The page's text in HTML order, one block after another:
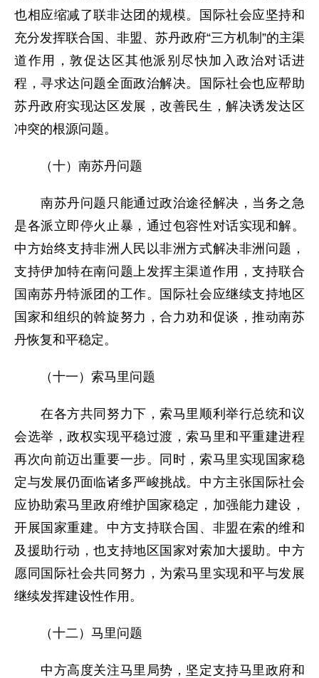
也相应缩减了联非达团的规模。国际社会应坚持和
充分发挥联合国、非盟、苏丹政府“三方机制”的主渠
道作用，敦促达区其他派别尽快加入政治对话进
程，寻求达问题全面政治解决。国际社会也应帮助
苏丹政府实现达区发展，改善民生，解决诱发达区
冲突的根源问题。
（十）南苏丹问题
南苏丹问题只能通过政治途径解决，当务之急
是各派立即停火止暴，通过包容性对话实现和解。
中方始终支持非洲人民以非洲方式解决非洲问题，
支持伊加特在南问题上发挥主渠道作用，支持联合
国南苏丹特派团的工作。国际社会应继续支持地区
国家和组织的斡旋努力，合力劝和促谈，推动南苏
丹恢复和平稳定。
（十一）索马里问题
在各方共同努力下，索马里顺利举行总统和议
会选举，政权实现平稳过渡，索马里和平重建进程
再次向前迈出重要一步。同时，索马里实现国家稳
定与发展仍面临诸多严峻挑战。中方主张国际社会
应协助索马里政府维护国家稳定，加强能力建设，
开展国家重建。中方支持联合国、非盟在索的维和
及援助行动，也支持地区国家对索加大援助。中方
愿同国际社会共同努力，为索马里实现和平与发展
继续发挥建设性作用。
（十二）马里问题
中方高度关注马里局势，坚定支持马里政府和